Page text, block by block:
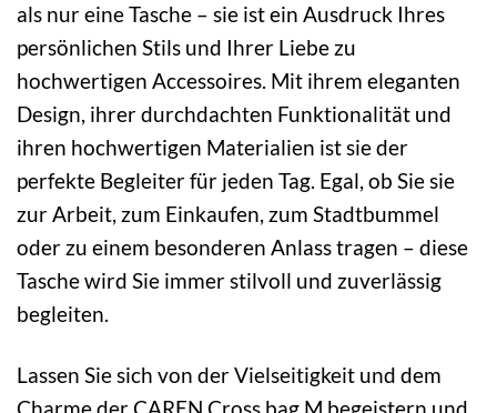
als nur eine Tasche – sie ist ein Ausdruck Ihres
persönlichen Stils und Ihrer Liebe zu
hochwertigen Accessoires. Mit ihrem eleganten
Design, ihrer durchdachten Funktionalität und
ihren hochwertigen Materialien ist sie der
perfekte Begleiter für jeden Tag. Egal, ob Sie sie
zur Arbeit, zum Einkaufen, zum Stadtbummel
oder zu einem besonderen Anlass tragen – diese
Tasche wird Sie immer stilvoll und zuverlässig
begleiten.
Lassen Sie sich von der Vielseitigkeit und dem